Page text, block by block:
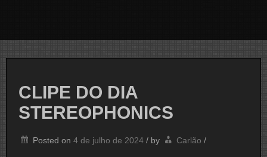
CLIPE DO DIA
STEREOPHONICS
Posted on 4 de julho de 2024 / by Carlão /